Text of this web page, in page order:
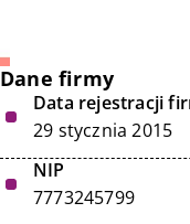
Dane firmy
Data rejestracji
29 stycznia 2015
NIP
7773245799